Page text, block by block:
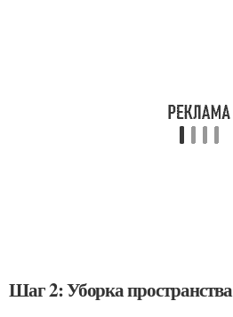
Шаг 2: Уборка пространства